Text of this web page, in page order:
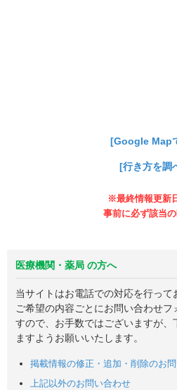
[Google Map
[行き方を調
医療機関・薬局 の方へ
当サイトはお電話での対応を行って
ご希望の内容ごとにお問い合わせフ
すので、お手数ではございますが、
ますようお願いいたします。
掲載情報の修正・追加・削除のお
上記以外のお問い合わせ